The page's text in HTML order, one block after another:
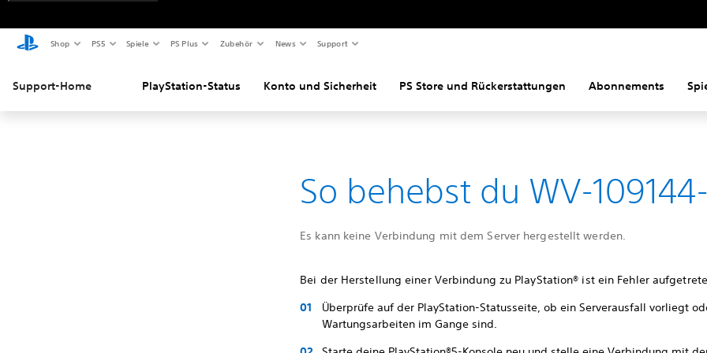
Shop PS5 Spiele PS Plus Zubehör News Support
Support-Home PlayStation-Status Konto und Sicherheit PS Store und Rückerstattungen Abonnements
So behebst du WV-
Es kann keine Verbindung mit dem Server hergestellt werden.
Bei der Herstellung einer Verbindung zu PlayStation® ist ein Fehler
Überprüfe auf der PlayStation-Statusseite, ob ein Serverausfall vorliegt
Wartungsarbeiten im Gange sind.